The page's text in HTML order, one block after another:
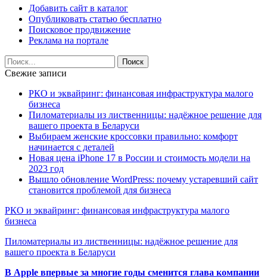
Добавить сайт в каталог
Опубликовать статью бесплатно
Поисковое продвижение
Реклама на портале
Свежие записи
РКО и эквайринг: финансовая инфраструктура малого
бизнеса
Пиломатериалы из лиственницы: надёжное решение для
вашего проекта в Беларуси
Выбираем женские кроссовки правильно: комфорт
начинается с деталей
Новая цена iPhone 17 в России и стоимость модели на
2023 год
Вышло обновление WordPress: почему устаревший сайт
становится проблемой для бизнеса
РКО и эквайринг: финансовая инфраструктура малого
бизнеса
Пиломатериалы из лиственницы: надёжное решение для
вашего проекта в Беларуси
В Apple впервые за многие годы сменится глава компании